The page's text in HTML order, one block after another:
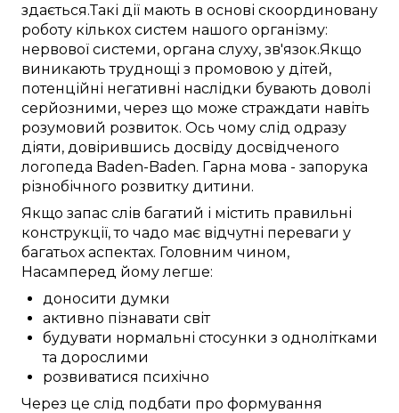
здається.Такі дії мають в основі скоординовану
роботу кількох систем нашого організму:
нервової системи, органа слуху, зв'язок.Якщо
виникають труднощі з промовою у дітей,
потенційні негативні наслідки бувають доволі
серйозними, через що може страждати навіть
розумовий розвиток. Ось чому слід одразу
діяти, довірившись досвіду досвідченого
логопеда Baden-Baden. Гарна мова - запорука
різнобічного розвитку дитини.
Якщо запас слів багатий і містить правильні
конструкції, то чадо має відчутні переваги у
багатьох аспектах. Головним чином,
Насамперед йому легше:
доносити думки
активно пізнавати світ
будувати нормальні стосунки з однолітками
та дорослими
розвиватися психічно
Через це слід подбати про формування